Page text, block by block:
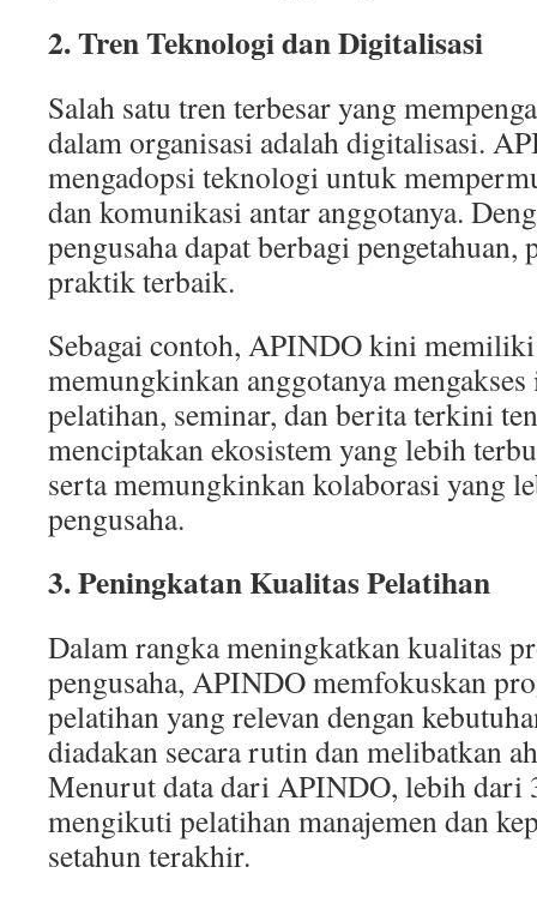
2. Tren Teknologi dan Digitalisasi
Salah satu tren terbesar yang
dalam organisasi adalah digitalisasi.
mengadopsi teknologi untuk
dan komunikasi antar anggotanya.
pengusaha dapat berbagi pengetahuan,
praktik terbaik.
Sebagai contoh, APINDO kini
memungkinkan anggotanya
pelatihan, seminar, dan berita terkini
menciptakan ekosistem yang lebih
serta memungkinkan kolaborasi yang
pengusaha.
3. Peningkatan Kualitas Pelatihan
Dalam rangka meningkatkan kualitas
pengusaha, APINDO memfokuskan
pelatihan yang relevan dengan
diadakan secara rutin dan melibatkan
Menurut data dari APINDO, lebih dari
mengikuti pelatihan manajemen dan
setahun terakhir.